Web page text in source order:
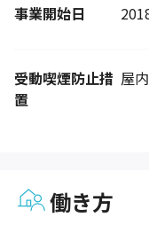
事業開始日
受動喫煙防止措
置
屋
働き方